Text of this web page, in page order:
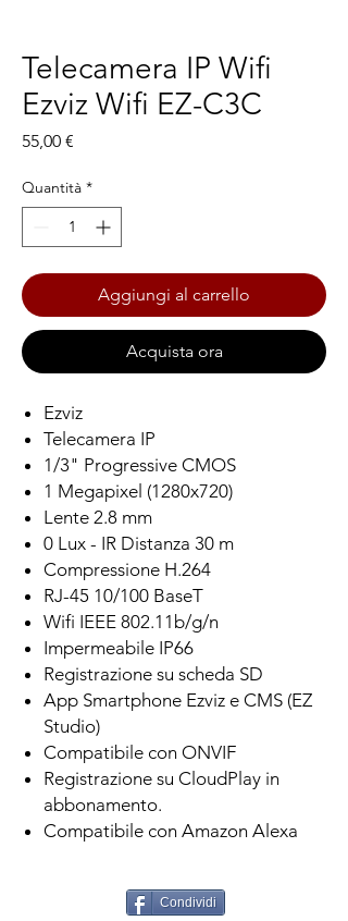
Telecamera IP Wifi
Ezviz Wifi EZ-C3C
55,00 €
Quantità *
Aggiungi al carrello
Acquista ora
Ezviz
Telecamera IP
1/3" Progressive CMOS
1 Megapixel (1280x720)
Lente 2.8 mm
0 Lux - IR Distanza 30 m
Compressione H.264
RJ-45 10/100 BaseT
Wifi IEEE 802.11b/g/n
Impermeabile IP66
Registrazione su scheda SD
App Smartphone Ezviz e CMS (EZ
Studio)
Compatibile con ONVIF
Registrazione su CloudPlay in
abbonamento.
Compatibile con Amazon Alexa
Condividi